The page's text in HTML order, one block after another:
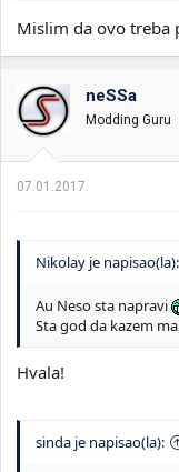
Mislim da ovo treba
neSSa
Modding Guru
07.01.2017.
Nikolay je napisao(la):
Au Neso sta napravi
Sta god da kazem
Hvala!
sinda je napisao(la):